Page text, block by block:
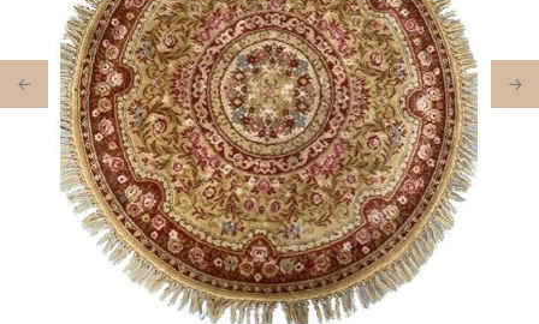
Previous